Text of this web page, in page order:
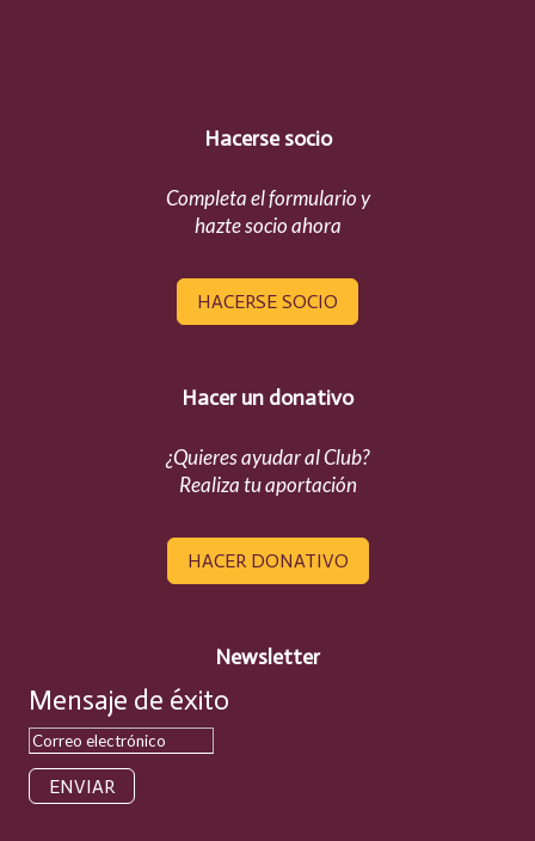
Hacerse socio
Completa el formulario y
hazte socio ahora
HACERSE SOCIO
Hacer un donativo
¿Quieres ayudar al Club?
Realiza tu aportación
HACER DONATIVO
Newsletter
Mensaje de éxito
ENVIAR